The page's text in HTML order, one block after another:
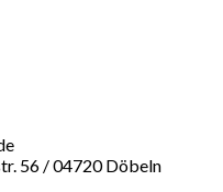
56 / 04720 Döbeln